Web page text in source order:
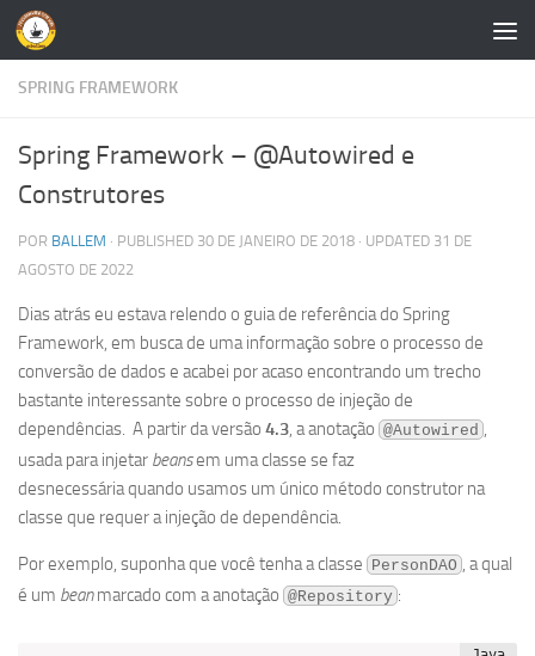
Skip to content
SPRING FRAMEWORK
Spring Framework – @Autowired e
Construtores
POR BALLEM · PUBLISHED 30 DE JANEIRO DE 2018 · UPDATED 31 DE
AGOSTO DE 2022
Dias atrás eu estava relendo o guia de referência do Spring
Framework, em busca de uma informação sobre o processo de
conversão de dados e acabei por acaso encontrando um trecho
bastante interessante sobre o processo de injeção de
dependências. A partir da versão 4.3, a anotação @Autowired ,
usada para injetar beansem uma classe se faz
desnecessária quando usamos um único método construtor na
classe que requer a injeção de dependência.
Por exemplo, suponha que você tenha a classe PersonDAO , a qual
é um beanmarcado com a anotação @Repository :